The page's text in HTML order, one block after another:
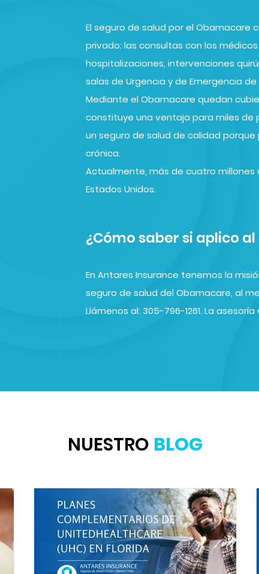
El seguro de salud por el Obamacare
privado: las consultas con los
hospitalizaciones, intervenciones
salas de Urgencia y de Emergencia
Mediante el Obamacare quedan
constituye una ventaja para miles
un seguro de salud de calidad
crónica.
Actualmente, más de cuatro
Estados Unidos.
¿Cómo saber si aplico
En Antares Insurance tenemos la
seguro de salud del Obamacare, al
Llámenos al: 305-796-1261. La
NUESTRO BLOG